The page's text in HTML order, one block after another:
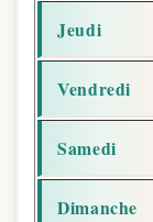
Jeudi
Vendredi
Samedi
Dimanche